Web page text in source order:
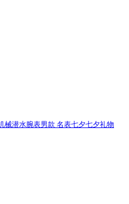
械潜水腕表男款 名表七夕七夕礼物